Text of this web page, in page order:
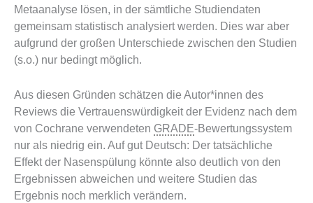
Metaanalyse lösen, in der sämtliche Studiendaten
gemeinsam statistisch analysiert werden. Dies war aber
aufgrund der großen Unterschiede zwischen den Studien
(s.o.) nur bedingt möglich.
Aus diesen Gründen schätzen die Autor*innen des
Reviews die Vertrauenswürdigkeit der Evidenz nach dem
von Cochrane verwendeten GRADE-Bewertungssystem
nur als niedrig ein. Auf gut Deutsch: Der tatsächliche
Effekt der Nasenspülung könnte also deutlich von den
Ergebnissen abweichen und weitere Studien das
Ergebnis noch merklich verändern.